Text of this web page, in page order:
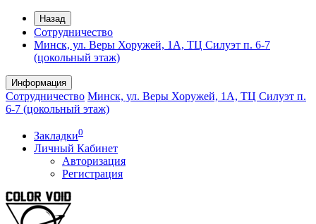
Назад
Сотрудничество
Минск, ул. Веры Хоружей, 1А, ТЦ Силуэт п. 6-7
(цокольный этаж)
Информация
Сотрудничество Минск, ул. Веры Хоружей, 1А, ТЦ Силуэт п.
6-7 (цокольный этаж)
Закладки0
Личный Кабинет
Авторизация
Регистрация